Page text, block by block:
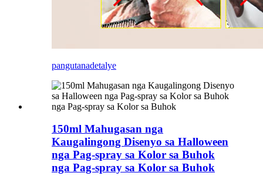
pangutanadetalye
150ml Mahugasan nga
Kaugalingong Disenyo sa Halloween
nga Pag-spray sa Kolor sa Buhok
nga Pag-spray sa Kolor sa Buhok